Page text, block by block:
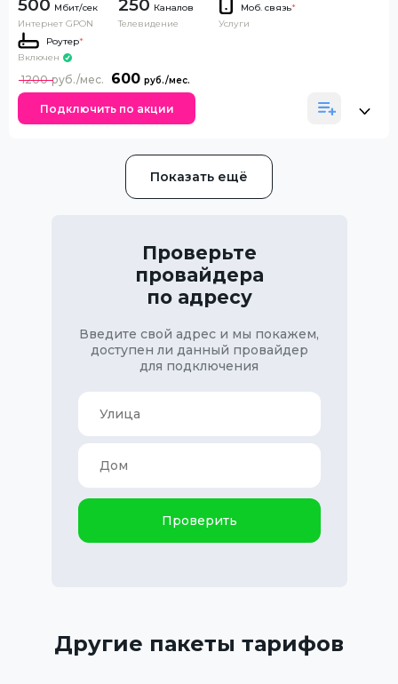
500
Интернет GPON
250 Каналов
Телевидение
Моб. связь*
Услуги
Роутер*
Включен
600
1200
Подключить по акции
Показать ещё
Проверьте
провайдера
по адресу
Введите свой адрес и мы покажем,
доступен ли данный провайдер
для подключения
Проверить
Другие пакеты тарифов